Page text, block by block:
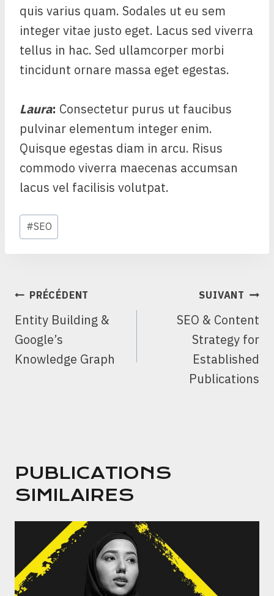
quis varius quam. Sodales ut eu sem
integer vitae justo eget. Lacus sed viverra
tellus in hac. Sed ullamcorper morbi
tincidunt ornare massa eget egestas.
Laura: Consectetur purus ut faucibus
pulvinar elementum integer enim.
Quisque egestas diam in arcu. Risus
commodo viverra maecenas accumsan
lacus vel facilisis volutpat.
Étiquettes
de
la
#SEO
NAVIGATION
DE
L’ARTICLE
PRÉCÉDENT
Entity Building &
Google’s
Knowledge Graph
SUIVANT
SEO & Content
Strategy for
Established
Publications
PUBLICATIONS
SIMILAIRES